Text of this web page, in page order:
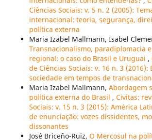
Ciências Sociais: v. 5 n. 2 (2005):
internacional: teoria, segurança,
política externa
Maria Izabel Mallmann, Isabel
Transnacionalismo, paradiplomacia
regional: o caso do Brasil e Uruguai ,
de Ciências Sociais: v. 16 n. 3 (2016):
sociedade em tempos de
Maria Izabel Mallmann, Abordagem
política externa do Brasil , Civitas:
Sociais: v. 15 n. 3 (2015): América
de enunciação: vozes dissidentes,
dissonantes
José Briceño-Ruiz, O Mercosul na